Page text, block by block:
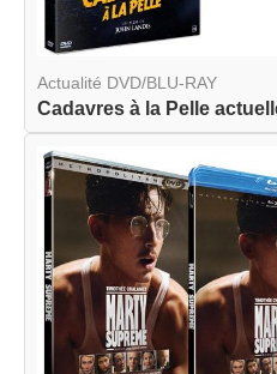
Actualité DVD/BLU-RAY